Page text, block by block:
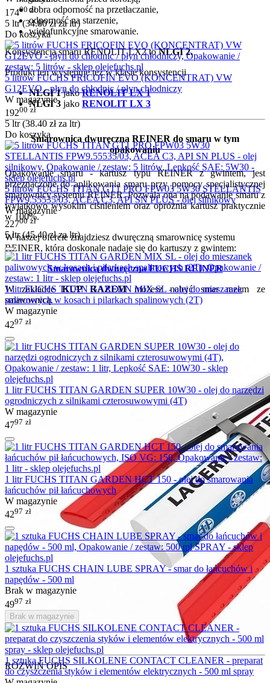
dobra odporność na przetłaczanie,
odporność na starzenie,
wielofunkcyjne smarowanie.
Konsystencja smaru RENOLIT LX2 toNLGI 2.
Produkt ten występuje też w klasie konsystencji
NLGI 1jakoRENOLIT LX 1
NLGI 3 jako RENOLIT LX 3
Smarownica dwuręczna REINER do smaru w tym
opakowaniu
Opakowanie smaru - kartusz typu REINER z gwintem, jest
przeznaczone do aplikowania smaru przy pomocy specjalistycznej
smarownicy systemu REINER. Pozwala ona na podawanie smaru z
wyjatkowo wysokim ciśnieniem oraz opróżnia kartusz praktycznie
w 100%.
W naszej ofercie znajdziesz dwuręczną smarownicę systemu
REINER, która doskonale nadaje się do kartuszy z gwintem:
Smarownica dwuręczna FUCHS REINER
W zakładceKUP RAZEMmożesz nabyć smar razem ze
smarownicą.
ROZWIŃ OPIS
17400 zł
5 ltr (34.80złza ltr)
Do koszyka
5 litrów FUCHS FRICOFIN EVO (KONCENTRAT) VW
G12EVO - płyn do chłodnic / płyn chłodniczy
W magazynie
19200 zł
5 ltr (38.40 złza ltr)
Do koszyka
5 litrów FUCHS TITAN GT1 PRO FPW03 5W30 STELLANTIS
FPW9.55535/03, ACEA C3, API SN PLUS - olej silnikowy
W magazynie
22700 zł
5 ltr (45.40złza ltr)
1 litr FUCHS TITAN GARDEN MIX SL - olej do mieszanek
paliwowych w kosach i pilarkach spalinowych (2T)
W magazynie
4297 zł
1 litr FUCHS TITAN GARDEN SUPER 10W30 - olej do narzędzi
ogrodniczych z silnikami czterosuwowymi (4T)
W magazynie
4797 zł
1 litr FUCHS TITAN GARDEN HCT 150 - olej do smarowania
łańcuchów pił łańcuchowych
W magazynie
4297 zł
1 sztuka FUCHS CHAIN LUBE SPRAY - smar do łańcuchów i
napędów - 500 ml
Brak w magazynie
4997 zł
Brak w magazynie
1 sztuka FUCHS SILKOLENE CONTACT CLEANER - preparat
do czyszczenia styków i elementów elektrycznych - 500 ml spray